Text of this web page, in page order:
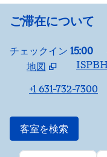
ご滞在について
チェックイン 15:00
地図
新しいタブで開きま
+1 631-732-7300
客室を検索